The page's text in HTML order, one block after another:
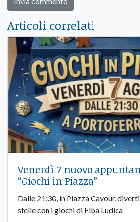
Articoli correlati
Venerdì 7 nuovo
“Giochi in Piazza”
Dalle 21:30, in Piazza Cavour,
stelle con i giochi di Elba Ludica